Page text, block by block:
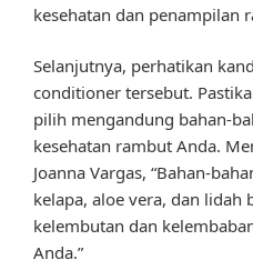
kesehatan dan penampilan
Selanjutnya, perhatikan
conditioner tersebut.
pilih mengandung bahan-
kesehatan rambut Anda.
Joanna Vargas, “Bahan-
kelapa, aloe vera, dan lidah
kelembutan dan
Anda.”